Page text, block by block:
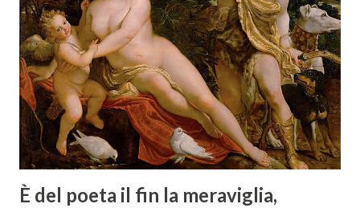
È del poeta il fin la meraviglia,